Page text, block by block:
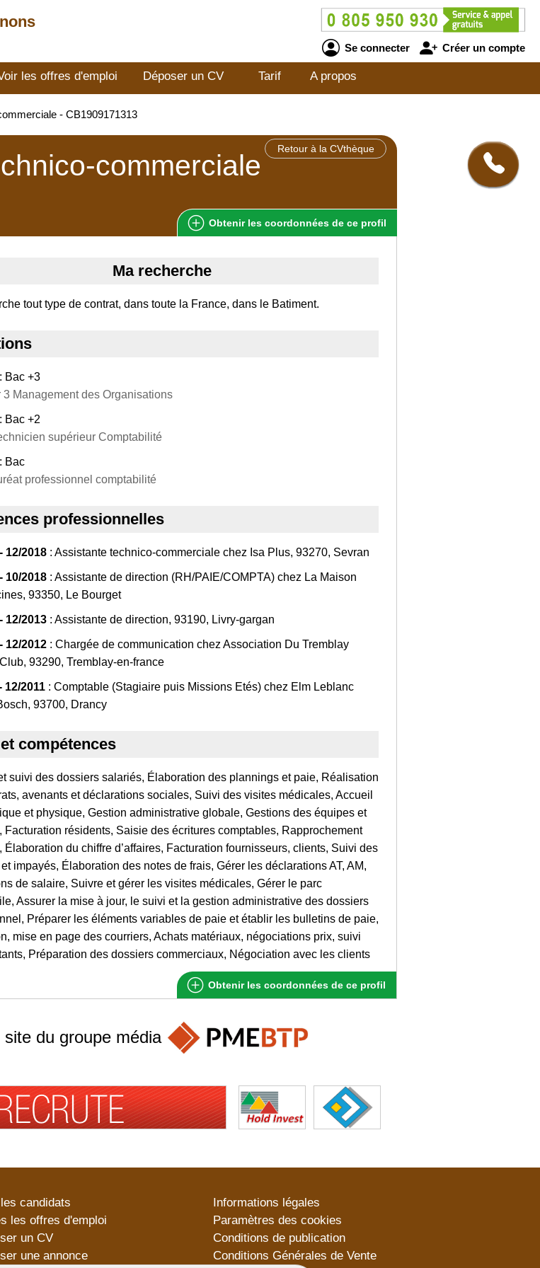
Se connecter Créer un compte
les offres d'emploi Déposer un CV Tarif A propos
- CB1909171313
Retour à la CVthèque
commerciale
Obtenir les coordonnées de ce profil
Ma recherche
tout type de contrat, dans toute la France, dans le Batiment.
: Bac +3
3 Management des Organisations
: Bac +2
supérieur Comptabilité
: Bac
professionnel comptabilité
professionnelles
12/2018 : Assistante technico-commerciale chez Isa Plus, 93270, Sevran
10/2018 : Assistante de direction (RH/PAIE/COMPTA) chez La Maison
93350, Le Bourget
12/2013 : Assistante de direction, 93190, Livry-gargan
12/2012 : Chargée de communication chez Association Du Tremblay
93290, Tremblay-en-france
12/2011 : Comptable (Stagiaire puis Missions Etés) chez Elm Leblanc
93700, Drancy
compétences
suivi des dossiers salariés, Élaboration des plannings et paie, Réalisation
avenants et déclarations sociales, Suivi des visites médicales, Accueil
et physique, Gestion administrative globale, Gestions des équipes et
Facturation résidents, Saisie des écritures comptables, Rapprochement
Élaboration du chiffre d’affaires, Facturation fournisseurs, clients, Suivi des
impayés, Élaboration des notes de frais, Gérer les déclarations AT, AM,
de salaire, Suivre et gérer les visites médicales, Gérer le parc
Assurer la mise à jour, le suivi et la gestion administrative des dossiers
Préparer les éléments variables de paie et établir les bulletins de paie,
mise en page des courriers, Achats matériaux, négociations prix, suivi
Préparation des dossiers commerciaux, Négociation avec les clients
Obtenir les coordonnées de ce profil
site du groupe média
candidats
les offres d'emploi
un CV
une annonce
Informations légales
Paramètres des cookies
Conditions de publication
Conditions Générales de Vente